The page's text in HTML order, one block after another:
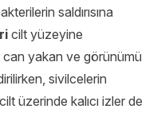
saldırısına
cilt yüzeyine
can yakan ve görünümü
sivilcelerin
üzerinde kalıcı izler de